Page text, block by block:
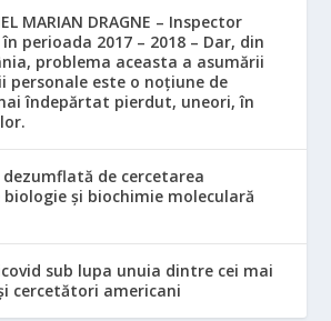
MARIAN DRAGNE – Inspector
în perioada 2017 – 2018 – Dar, din
problema aceasta a asumării
personale este o noţiune de
îndepărtat pierdut, uneori, în
de cercetarea
și biochimie moleculară
sub lupa unuia dintre cei mai
cercetători americani